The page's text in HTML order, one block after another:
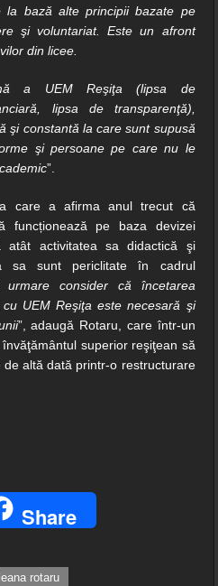
la bază alte principii bazate pe
şi voluntariat. Este un afront
din licee.
a UEM Reşiţa (lipsa de
lipsa de transparenţă),
şi constantă la care sunt supusă
şi persoane pe care nu le
”.
care a afirma anul trecut că
funcționează pe baza devizei
atât activitatea sa didactică şi
sa sunt periclitate în cadrul
urmare consider că încetarea
UEM Reşiţa este necesară şi
”, adaugă Rotaru, care într-un
superior reşiţean să
altă dată printr-o restructurare
Share
rotaru